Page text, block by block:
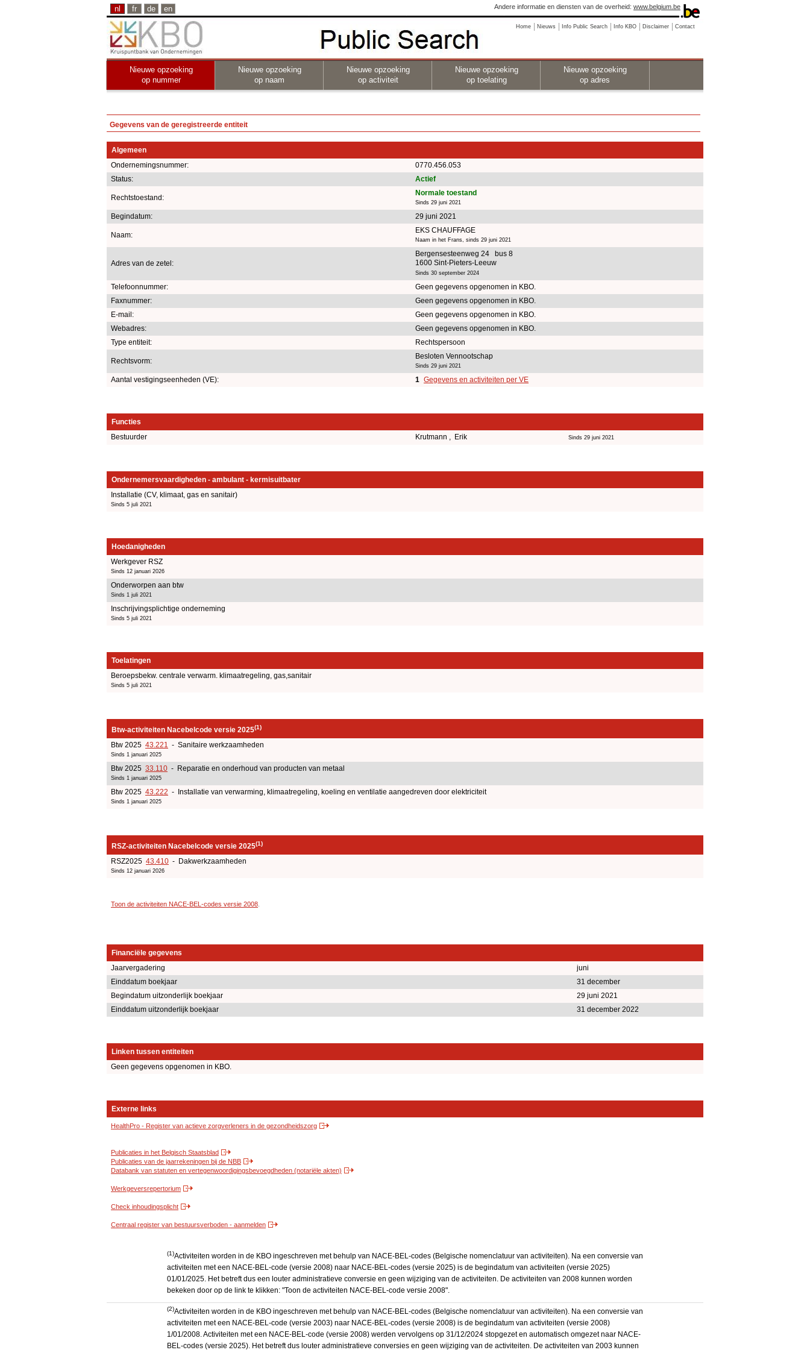
nl fr de en Andere informatie en diensten van de overheid: www.belgium.be
Home Nieuws Info Public Search Info KBO Disclaimer Contact
Nieuwe opzoeking
op nummer
Nieuwe opzoeking
op naam
Nieuwe opzoeking
op activiteit
Nieuwe opzoeking
op toelating
Nieuwe opzoeking
op adres
Gegevens van de geregistreerde entiteit
Algemeen
Ondernemingsnummer:
0770.456.053
Status:
Actief
Rechtstoestand:
Normale toestand
Sinds 29 juni 2021
Begindatum: 29 juni 2021
Naam:
EKS CHAUFFAGE
Naam in het Frans, sinds 29 juni 2021
Adres van de zetel:
Bergensesteenweg 24 bus 8
1600 Sint-Pieters-Leeuw
Sinds 30 september 2024
Telefoonnummer:
Geen gegevens opgenomen in KBO.
Faxnummer:
Geen gegevens opgenomen in KBO.
E-mail:
Geen gegevens opgenomen in KBO.
Webadres:
Geen gegevens opgenomen in KBO.
Type entiteit:
Rechtspersoon
Rechtsvorm:
Besloten Vennootschap
Sinds 29 juni 2021
Aantal vestigingseenheden (VE): 1 Gegevens en activiteiten per VE
Functies
Bestuurder
Krutmann , Erik Sinds 29 juni 2021
Ondernemersvaardigheden - ambulant - kermisuitbater
Installatie (CV, klimaat, gas en sanitair)
Sinds 5 juli 2021
Hoedanigheden
Werkgever RSZ
Sinds 12 januari 2026
Onderworpen aan btw
Sinds 1 juli 2021
Inschrijvingsplichtige onderneming
Sinds 5 juli 2021
Toelatingen
Beroepsbekw. centrale verwarm. klimaatregeling, gas,sanitair
Sinds 5 juli 2021
Btw-activiteiten Nacebelcode versie 2025(1)
Btw 2025 43.221 - Sanitaire werkzaamheden
Sinds 1 januari 2025
Btw 2025 33.110 - Reparatie en onderhoud van producten van metaal
Sinds 1 januari 2025
Btw 2025 43.222 - Installatie van verwarming, klimaatregeling, koeling en ventilatie aangedreven door elektriciteit
Sinds 1 januari 2025
RSZ-activiteiten Nacebelcode versie 2025(1)
RSZ2025 43.410 - Dakwerkzaamheden
Sinds 12 januari 2026
Toon de activiteiten NACE-BEL-codes versie 2008
Financiële gegevens
Jaarvergadering
juni
Einddatum boekjaar
31 december
Begindatum uitzonderlijk boekjaar
29 juni 2021
Einddatum uitzonderlijk boekjaar
31 december 2022
Linken tussen entiteiten
Geen gegevens opgenomen in KBO.
Externe links
HealthPro - Register van actieve zorgverleners in de gezondheidszorg
Publicaties in het Belgisch Staatsblad
Publicaties van de jaarrekeningen bij de NBB
Databank van statuten en vertegenwoordigingsbevoegdheden (notariële akten)
Werkgeversrepertorium
Check inhoudingsplicht
Centraal register van bestuursverboden - aanmelden
(1)Activiteiten worden in de KBO ingeschreven met behulp van NACE-BEL-codes (Belgische nomenclatuur van activiteiten). Na een conversie van
activiteiten met een NACE-BEL-code (versie 2008) naar NACE-BEL-codes (versie 2025) is de begindatum van activiteiten (versie 2025)
01/01/2025. Het betreft dus een louter administratieve conversie en geen wijziging van de activiteiten. De activiteiten van 2008 kunnen worden
bekeken door op de link te klikken: "Toon de activiteiten NACE-BEL-code versie 2008".
(2)Activiteiten worden in de KBO ingeschreven met behulp van NACE-BEL-codes (Belgische nomenclatuur van activiteiten). Na een conversie van
activiteiten met een NACE-BEL-code (versie 2003) naar NACE-BEL-codes (versie 2008) is de begindatum van activiteiten (versie 2008)
1/01/2008. Activiteiten met een NACE-BEL-code (versie 2008) werden vervolgens op 31/12/2024 stopgezet en automatisch omgezet naar NACE-
BEL-codes (versie 2025). Het betreft dus louter administratieve conversies en geen wijziging van de activiteiten. De activiteiten van 2003 kunnen